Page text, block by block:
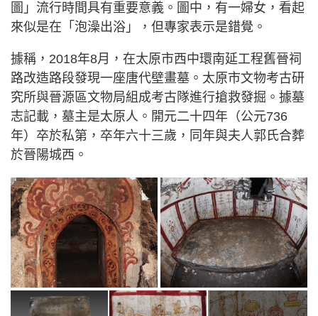
圖」流行時間具有重要意義。圖中，有一婦女，看起
來似是在「泡澡出浴」，但專家表示是錯覺。
據稱，2018年8月，在太原市西中環南延工程舊晉祠
路改造路段發現一座唐代壁畫墓。太原市文物考古研
究所與晉源區文物局組成考古隊進行搶救發掘。據墓
志記載，墓主是太原人。開元二十四年（公元736
年）卒於私第，卒年六十三歲，同年與夫人郭氏合葬
於晉陽城西。